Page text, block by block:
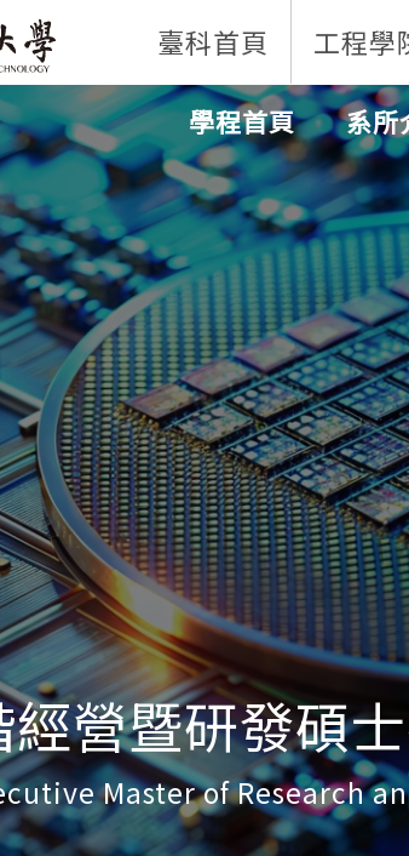
臺科首頁 工程學
學程首頁 系所
營暨研發碩
Master of Research